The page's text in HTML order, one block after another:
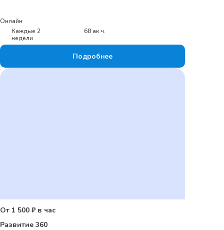
Подробнее
68 ак.ч.
Каждые 2
недели
Онлайн
От 1 500 ₽ в час
Развитие 360